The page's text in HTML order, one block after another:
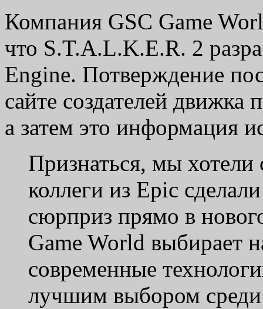
Компания GSC Game
что S.T.A.L.K.E.R. 2
Engine. Потверждение
сайте создателей
а затем это информация
Признаться, мы хотели
коллеги из Epic
сюрприз прямо в
Game World выбирает
современные
лучшим выбором